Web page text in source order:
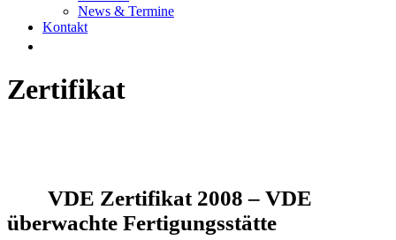
News & Termine
Kontakt
Zertifikat
VDE Zertifikat 2008 – VDE
überwachte Fertigungsstätte